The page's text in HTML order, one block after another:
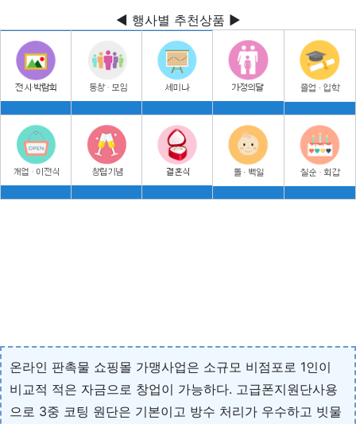
◀ 행사별 추천상품 ▶
온라인 판촉물 쇼핑몰 가맹사업은 소규모 비점포로 1인이
비교적 적은 자금으로 창업이 가능하다. 고급폰지원단사용
으로 3중 코팅 원단은 기본이고 방수 처리가 우수하고 빗물